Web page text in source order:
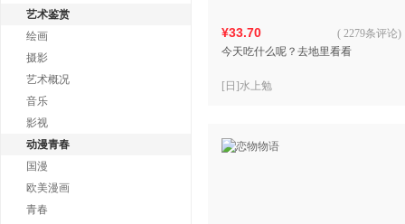
艺术鉴赏
绘画
摄影
艺术概况
音乐
影视
动漫青春
国漫
欧美漫画
青春
¥33.70
今天吃什么呢？去地里看看
( 2279条评论)
[日]水上勉